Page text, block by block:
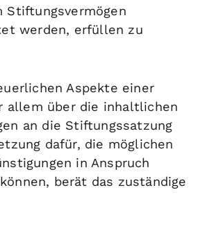
Stiftungsvermögen
werden, erfüllen zu
Aspekte einer
allem über die inhaltlichen
an die Stiftungssatzung
dafür, die möglichen
in Anspruch
berät das zuständige